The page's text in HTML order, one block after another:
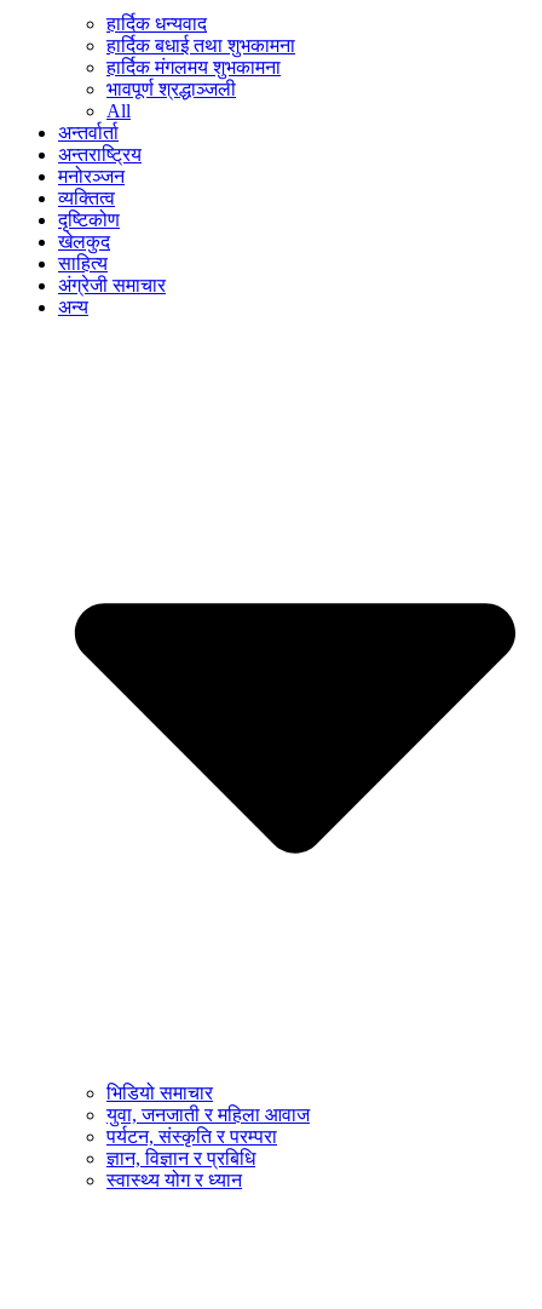
हार्दिक धन्यवाद
हार्दिक बधाई तथा शुभकामना
हार्दिक मंगलमय शुभकामना
भावपूर्ण श्रद्धाञ्जली
All
अन्तर्वार्ता
अन्तराष्ट्रिय
मनोरञ्जन
व्यक्तित्व
दृष्टिकोण
खेलकुद
साहित्य
अंग्रेजी समाचार
अन्य
भिडियो समाचार
युवा, जनजाती र महिला आवाज
पर्यटन, संस्कृति र परम्परा
ज्ञान, विज्ञान र प्रबिधि
स्वास्थ्य योग र ध्यान